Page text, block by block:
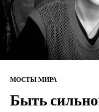
МОСТЫ МИРА
Быть